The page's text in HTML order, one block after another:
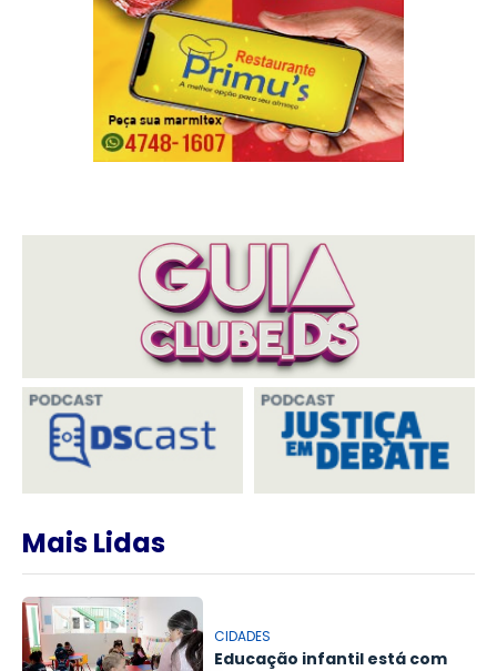
Mais Lidas
CIDADES
Educação infantil está com